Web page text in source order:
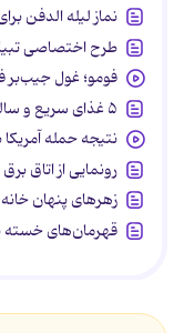
نماز لیله الدفن
طرح اختصاصی
فومو؛ غول جیب‌بر
۵ غذای سریع و سالم برای طبیعت‌گردی
نتیجه حمله
رونمایی از اتاق
زهرهای پنهان
قهرمان‌های خسته